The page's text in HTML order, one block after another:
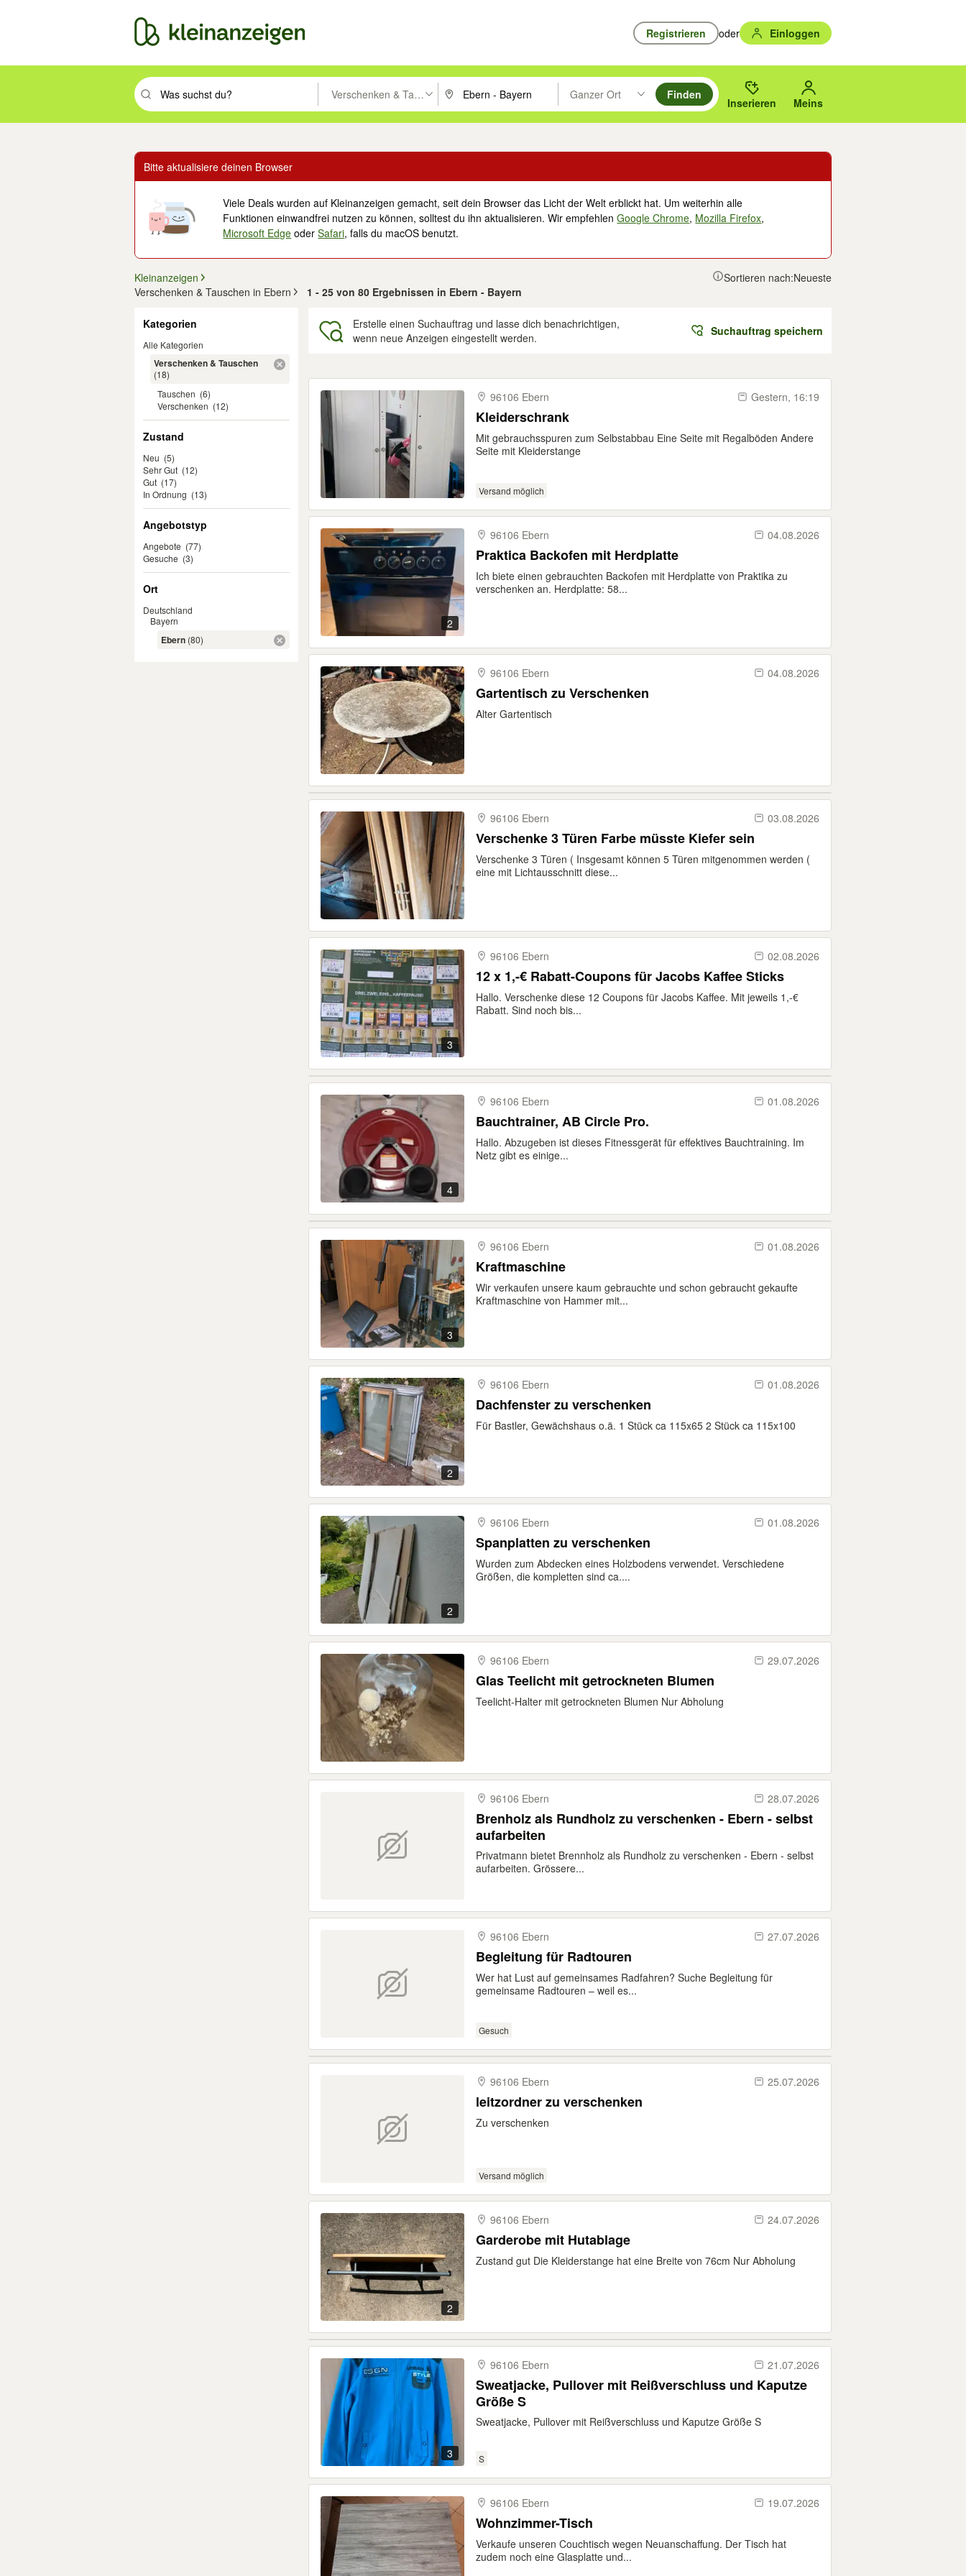
Registrieren oder Einloggen
Suchbegriff eingeben. Eingabetaste drücken um zu suchen, oder Vorschläge mit den Pfeiltasten nach oben/unten durchsuchen und mit Eingabetaste auswählen.
Verschenken & TauschenPLZ oder Ort eingeben. Eingabetaste drücken um zu suchen, oder Vorschläge mit den Pfeiltasten nach oben/
Ganzer Ort
Suche im Umkreis des gewählten Orts oder PLZ.
Finden
Inserieren Meins
Bitte aktualisiere deinen Browser
Viele Deals wurden auf Kleinanzeigen gemacht, seit dein Browser das Licht der Welt erblickt hat. Um weiterhin alle
Funktionen einwandfrei nutzen zu können, solltest du ihn aktualisieren. Wir empfehlenGoogle Chrome, Mozilla Firefox,
Microsoft Edge oderSafari, falls du macOS benutzt.
Kleinanzeigen
Verschenken & Tauschen in Ebern
1 - 25 von 80 Ergebnissen in Ebern - Bayern
Sortieren nach:Neueste
Kategorien
Alle Kategorien
Verschenken & Tauschen
(18)
Tauschen (6)
Verschenken (12)
Zustand
Neu (5)
Sehr Gut (12)
Gut (17)
In Ordnung (13)
Angebotstyp
Angebote (77)
Gesuche (3)
Ort
Deutschland
Bayern
Ebern (80)
Erstelle einen Suchauftrag und lasse dich benachrichtigen,
wenn neue Anzeigen eingestellt werden.
Suchauftrag speichern
96106 Ebern
Gestern, 16:19
Kleiderschrank
Mit gebrauchsspuren zum Selbstabbau Eine Seite mit Regalböden Andere
Seite mit Kleiderstange
Versand möglich
2
96106 Ebern 04.08.2026
Praktica Backofen mit Herdplatte
Ich biete einen gebrauchten Backofen mit Herdplatte von Praktika zu
verschenken an. Herdplatte: 58...
96106 Ebern 04.08.2026
Gartentisch zu Verschenken
Alter Gartentisch
96106 Ebern 03.08.2026
Verschenke 3 Türen Farbe müsste Kiefer sein
Verschenke 3 Türen ( Insgesamt können 5 Türen mitgenommen werden (
eine mit Lichtausschnitt diese...
3
96106 Ebern 02.08.2026
12 x 1,-€ Rabatt-Coupons für Jacobs Kaffee Sticks
Hallo. Verschenke diese 12 Coupons für Jacobs Kaffee. Mit jeweils 1,-€
Rabatt. Sind noch bis...
4
96106 Ebern 01.08.2026
Bauchtrainer, AB Circle Pro.
Hallo. Abzugeben ist dieses Fitnessgerät für effektives Bauchtraining. Im
Netz gibt es einige...
3
96106 Ebern 01.08.2026
Kraftmaschine
Wir verkaufen unsere kaum gebrauchte und schon gebraucht gekaufte
Kraftmaschine von Hammer mit...
2
96106 Ebern 01.08.2026
Dachfenster zu verschenken
Für Bastler, Gewächshaus o.ä. 1 Stück ca 115x65 2 Stück ca 115x100
2
96106 Ebern 01.08.2026
Spanplatten zu verschenken
Wurden zum Abdecken eines Holzbodens verwendet. Verschiedene
Größen, die kompletten sind ca....
96106 Ebern 29.07.2026
Glas Teelicht mit getrockneten Blumen
Teelicht-Halter mit getrockneten Blumen Nur Abholung
96106 Ebern 28.07.2026
Brenholz als Rundholz zu verschenken - Ebern - selbst
aufarbeiten
Privatmann bietet Brennholz als Rundholz zu verschenken - Ebern - selbst
aufarbeiten. Grössere...
96106 Ebern 27.07.2026
Begleitung für Radtouren
Wer hat Lust auf gemeinsames Radfahren? Suche Begleitung für
gemeinsame Radtouren – weil es...
Gesuch
96106 Ebern 25.07.2026
leitzordner zu verschenken
Zu verschenken
Versand möglich
2
96106 Ebern 24.07.2026
Garderobe mit Hutablage
Zustand gut Die Kleiderstange hat eine Breite von 76cm Nur Abholung
3
96106 Ebern 21.07.2026
Sweatjacke, Pullover mit Reißverschluss und Kaputze
Größe S
Sweatjacke, Pullover mit Reißverschluss und Kaputze Größe S
S
96106 Ebern 19.07.2026
Wohnzimmer-Tisch
Verkaufe unseren Couchtisch wegen Neuanschaffung. Der Tisch hat
zudem noch eine Glasplatte und...